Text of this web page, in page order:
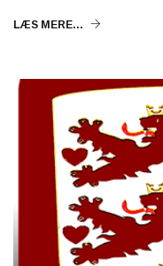
LÆS MERE...